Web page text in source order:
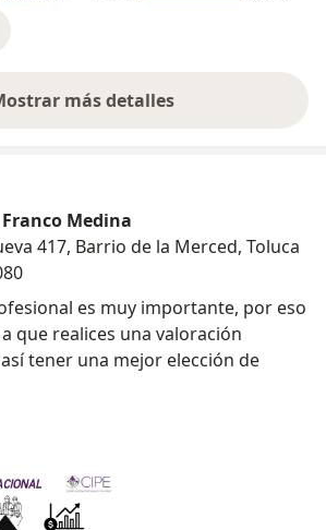
más detalles
sobre la experiencia
Medina
417, Barrio de la Merced, Toluca
es muy importante, por eso
que realices una valoración
tener una mejor elección de